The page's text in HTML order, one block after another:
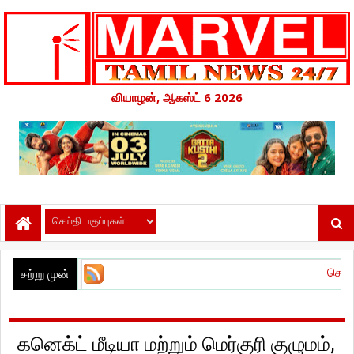
வியாழன், ஆகஸ்ட் 6 2026
சற்று முன் சென்னை பன்னாட்டு
கனெக்ட் மீடியா மற்றும் மெர்குரி குழுமம்,